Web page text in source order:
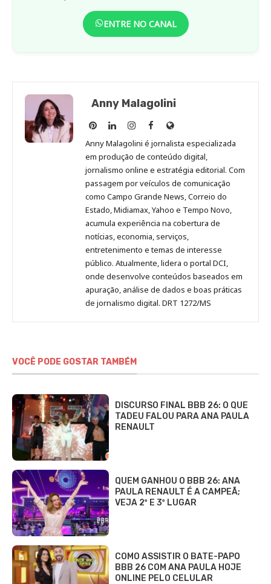
ENTRE NO CANAL
Anny Malagolini
Anny
Malagolini
no
Pinterest
Anny
Malagolini
no
LinkedIn
Anny
Malagolini
no
Instagram
Anny
Malagolini
no
Facebook
Site
de
Anny
Malagolini
Anny Malagolini é jornalista especializada
em produção de conteúdo digital,
jornalismo online e estratégia editorial. Com
passagem por veículos de comunicação
como Campo Grande News, Correio do
Estado, Midiamax, Yahoo e Tempo Novo,
acumula experiência na cobertura de
notícias, economia, serviços,
entretenimento e temas de interesse
público. Atualmente, lidera o portal DCI,
onde desenvolve conteúdos baseados em
apuração, análise de dados e boas práticas
de jornalismo digital. DRT 1272/MS
VOCÊ PODE GOSTAR TAMBÉM
DISCURSO FINAL BBB 26: O QUE
TADEU FALOU PARA ANA PAULA
RENAULT
QUEM GANHOU O BBB 26: ANA
PAULA RENAULT É A CAMPEÃ;
VEJA 2º E 3º LUGAR
COMO ASSISTIR O BATE-PAPO
BBB 26 COM ANA PAULA HOJE
ONLINE PELO CELULAR